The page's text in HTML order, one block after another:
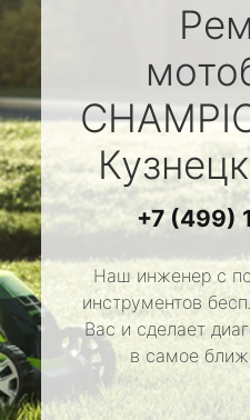
+7 (499)
Наш инженер с
инструментов
Вас и сделает
в самое